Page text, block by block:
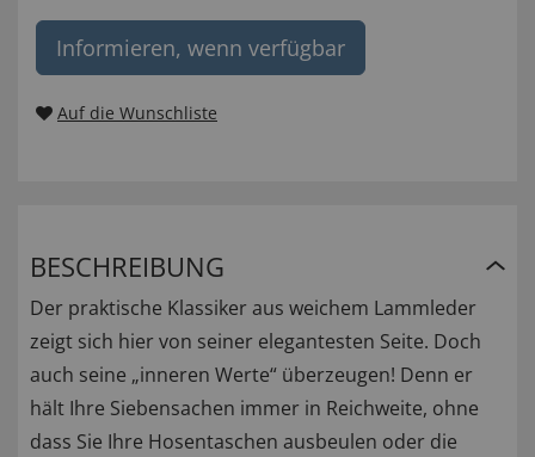
Informieren, wenn verfügbar
Auf die Wunschliste
BESCHREIBUNG
Der praktische Klassiker aus weichem Lammleder
zeigt sich hier von seiner elegantesten Seite. Doch
auch seine „inneren Werte“ überzeugen! Denn er
hält Ihre Siebensachen immer in Reichweite, ohne
dass Sie Ihre Hosentaschen ausbeulen oder die